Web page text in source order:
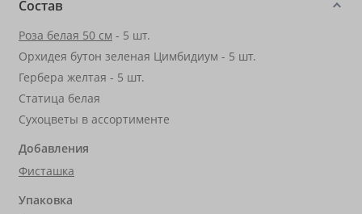
Состав
Роза белая 50 см - 5 шт.
Орхидея бутон зеленая Цимбидиум - 5 шт.
Гербера желтая - 5 шт.
Статица белая
Сухоцветы в ассортименте
Добавления
Фисташка
Упаковка